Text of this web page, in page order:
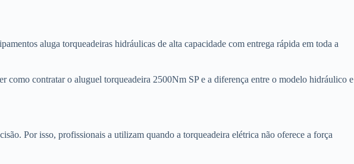
aluga torqueadeiras hidráulicas de alta capacidade com entrega rápida em toda a
contratar o aluguel torqueadeira 2500Nm SP e a diferença entre o modelo hidráulico e
Por isso, profissionais a utilizam quando a torqueadeira elétrica não oferece a força